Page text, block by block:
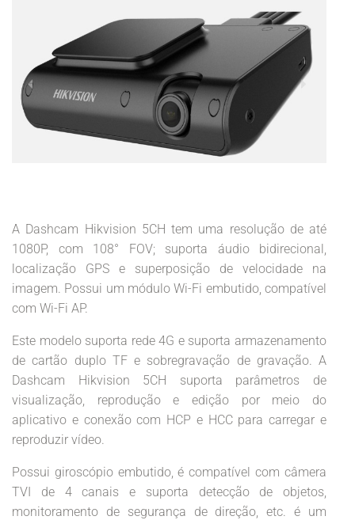
A Dashcam Hikvision 5CH tem uma resolução de até
1080P, com 108° FOV; suporta áudio bidirecional,
localização GPS e superposição de velocidade na
imagem. Possui um módulo Wi-Fi embutido, compatível
com Wi-Fi AP.
Este modelo suporta rede 4G e suporta armazenamento
de cartão duplo TF e sobregravação de gravação. A
Dashcam Hikvision 5CH suporta parâmetros de
visualização, reprodução e edição por meio do
aplicativo e conexão com HCP e HCC para carregar e
reproduzir vídeo.
Possui giroscópio embutido, é compatível com câmera
TVI de 4 canais e suporta detecção de objetos,
monitoramento de segurança de direção, etc. é um